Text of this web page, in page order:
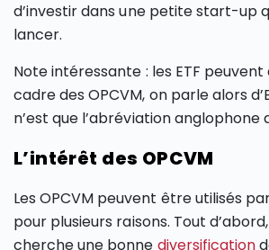
d’investir dans une petite start-up
lancer.
Note intéressante : les ETF
cadre des OPCVM, on parle alors
n’est que l’abréviation anglophone
L’intérêt des OPCVM
Les OPCVM peuvent être utilisés
pour plusieurs raisons. Tout
cherche une bonne diversification